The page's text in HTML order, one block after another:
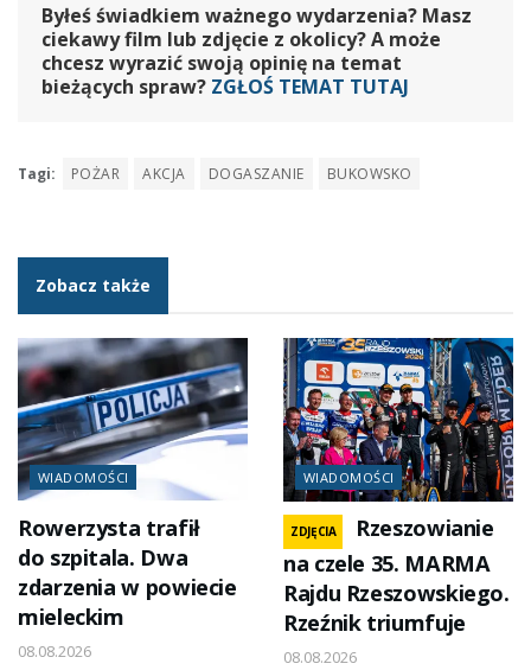
Byłeś świadkiem ważnego wydarzenia? Masz
ciekawy film lub zdjęcie z okolicy? A może
chcesz wyrazić swoją opinię na temat
bieżących spraw? ZGŁOŚ TEMAT TUTAJ
Tagi: POŻAR AKCJA DOGASZANIE BUKOWSKO
Zobacz także
WIADOMOŚCI
Rowerzysta trafił
do szpitala. Dwa
zdarzenia w powiecie
mieleckim
08.08.2026
WIADOMOŚCI
ZDJĘCIA
Rzeszowianie
na czele 35. MARMA
Rajdu Rzeszowskiego.
Rzeźnik triumfuje
08.08.2026